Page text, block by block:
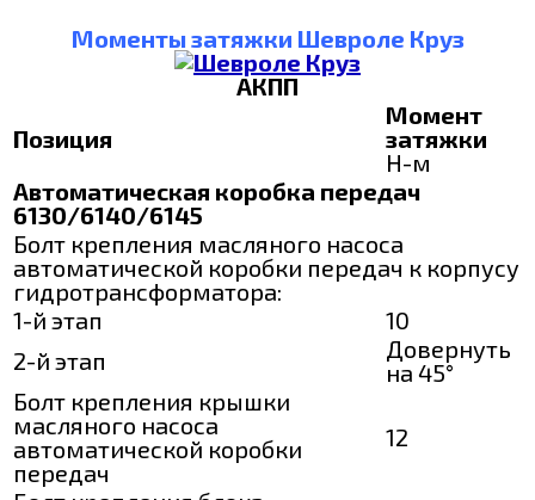
Моменты затяжки Шевроле Круз
АКПП
Позиция
Момент
затяжки
Н-м
Автоматическая коробка передач
6130/6140/6145
Болт крепления масляного насоса
автоматической коробки передач к корпусу
гидротрансформатора:
1-й этап
10
2-й этап
Довернуть
на 45°
Болт крепления крышки
масляного насоса
автоматической коробки
передач
12